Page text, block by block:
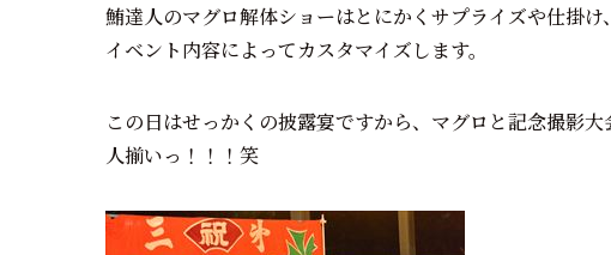
鮪達人のマグロ解体ショーはとにかくサプライズや仕掛
イベント内容によってカスタマイズします。
この日はせっかくの披露宴ですから、マグロと記念撮影
人揃いっ！！！笑